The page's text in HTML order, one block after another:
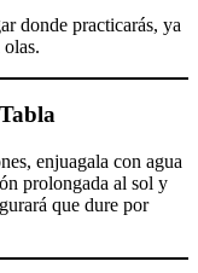
donde practicarás, ya
enjuagala con agua
prolongada al sol y
que dure por